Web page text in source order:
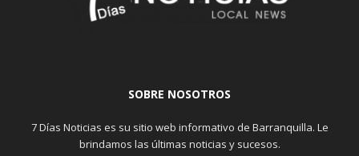
SOBRE NOSOTROS
7 Días Noticias es su sitio web informativo de Barranquilla. Le
brindamos las últimas noticias y sucesos.